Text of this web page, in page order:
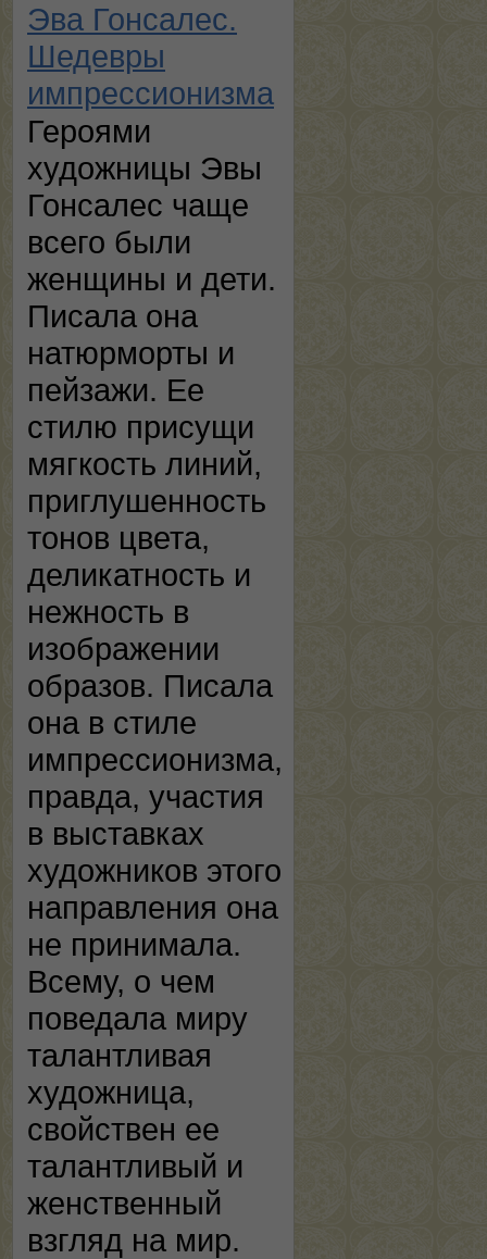
Эва Гонсалес.
Шедевры
импрессионизма
Героями
художницы Эвы
Гонсалес чаще
всего были
женщины и дети.
Писала она
натюрморты и
пейзажи. Ее
стилю присущи
мягкость линий,
приглушенность
тонов цвета,
деликатность и
нежность в
изображении
образов. Писала
она в стиле
импрессионизма,
правда, участия
в выставках
художников этого
направления она
не принимала.
Всему, о чем
поведала миру
талантливая
художница,
свойствен ее
талантливый и
женственный
взгляд на мир.